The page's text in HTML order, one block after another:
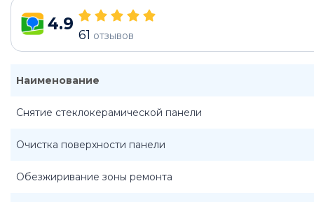
4.9
61 отзывов
Наименование
Снятие стеклокерамической панели
Очистка поверхности панели
Обезжиривание зоны ремонта